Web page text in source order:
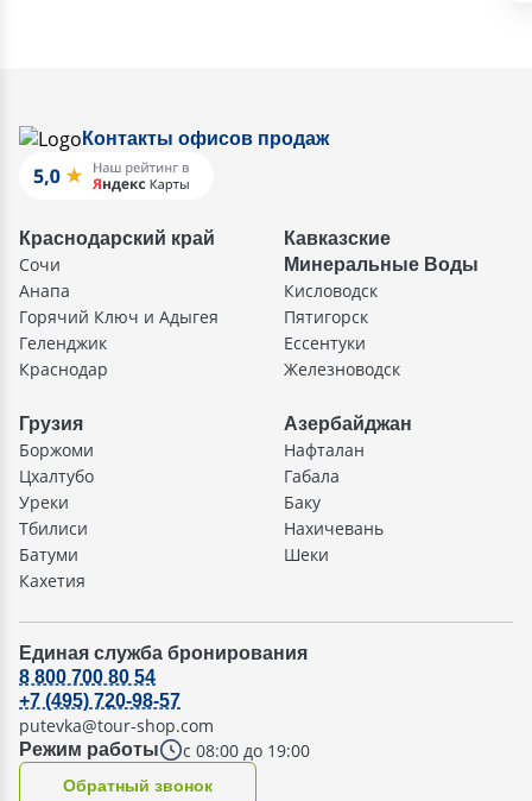
Контакты офисов продаж
Краснодарский край
Сочи
Анапа
Горячий Ключ и Адыгея
Геленджик
Краснодар
Кавказские
Минеральные Воды
Кисловодск
Пятигорск
Ессентуки
Железноводск
Грузия
Боржоми
Цхалтубо
Уреки
Тбилиси
Батуми
Кахетия
Азербайджан
Нафталан
Габала
Баку
Нахичевань
Шеки
Единая служба бронирования
Режим работы с 08:00 до 19:00
8 800 700 80 54
+7 (495) 720-98-57
putevka@tour-shop.com
Oбратный звонок